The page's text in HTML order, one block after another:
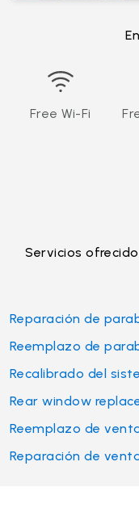
Free Wi-Fi
Servicios
Reparación de
Reemplazo de
Recalibrado del
Rear window
Reemplazo de
Reparación de